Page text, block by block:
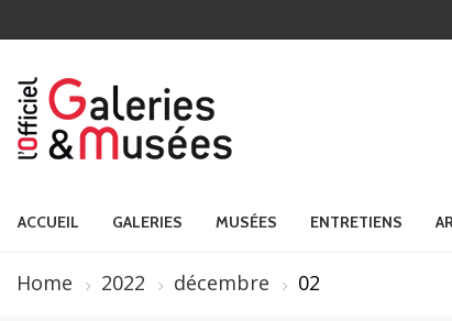
ACCUEIL GALERIES MUSÉES ENTRETIENS
Home 2022 décembre 02